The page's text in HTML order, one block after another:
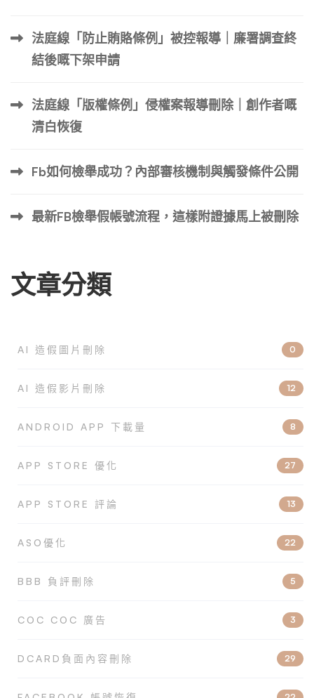
透過網路表單投訴通常會得到更嚴肅的對待。 第三步：尋
求執法部門的協助（情況嚴重時） 如果誹謗內容極其惡
劣，已經導致你收到死亡威脅、嚴重騷擾，或者對你的職業
理過程中的心態管理： TikTok的審核可能需要數小時到數
天。在此期間，盡量避免反覆查看影片數據，這會加劇你的
續行動上。 第三部分：法律途徑的深度解析——你的最終
回 […] …
法庭線「防止賄賂條例」被控報導｜廉署調查終
結後嘅下架申請
法庭線「版權條例」侵權案報導刪除｜創作者嘅
清白恢復
Fb如何檢舉成功？內部審核機制與觸發條件公開
最新FB檢舉假帳號流程，這樣附證據馬上被刪除
文章分類
AI 造假圖片刪除 0
AI 造假影片刪除 12
ANDROID APP 下載量 8
APP STORE 優化 27
APP STORE 評論 13
ASO優化 22
BBB 負評刪除 5
COC COC 廣告 3
DCARD負面內容刪除 29